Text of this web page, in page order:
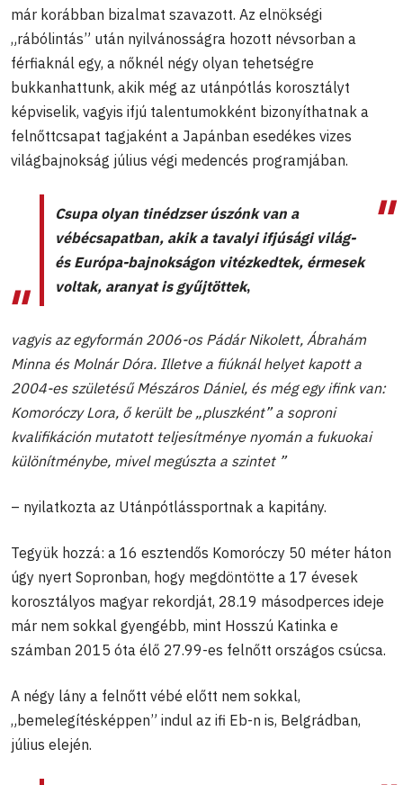
már korábban bizalmat szavazott. Az elnökségi
„rábólintás” után nyilvánosságra hozott névsorban a
férfiaknál egy, a nőknél négy olyan tehetségre
bukkanhattunk, akik még az utánpótlás korosztályt
képviselik, vagyis ifjú talentumokként bizonyíthatnak a
felnőttcsapat tagjaként a Japánban esedékes vizes
világbajnokság július végi medencés programjában.
Csupa olyan tinédzser úszónk van a
vébécsapatban, akik a tavalyi ifjúsági világ-
és Európa-bajnokságon vitézkedtek, érmesek
voltak, aranyat is gyűjtöttek,
vagyis az egyformán 2006-os Pádár Nikolett, Ábrahám
Minna és Molnár Dóra. Illetve a fiúknál helyet kapott a
2004-es születésű Mészáros Dániel, és még egy ifink van:
Komoróczy Lora, ő került be „pluszként” a soproni
kvalifikáción mutatott teljesítménye nyomán a fukuokai
különítménybe, mivel megúszta a szintet ”
– nyilatkozta az Utánpótlássportnak a kapitány.
Tegyük hozzá: a 16 esztendős Komoróczy 50 méter háton
úgy nyert Sopronban, hogy megdöntötte a 17 évesek
korosztályos magyar rekordját, 28.19 másodperces ideje
már nem sokkal gyengébb, mint Hosszú Katinka e
számban 2015 óta élő 27.99-es felnőtt országos csúcsa.
A négy lány a felnőtt vébé előtt nem sokkal,
„bemelegítésképpen” indul az ifi Eb-n is, Belgrádban,
július elején.